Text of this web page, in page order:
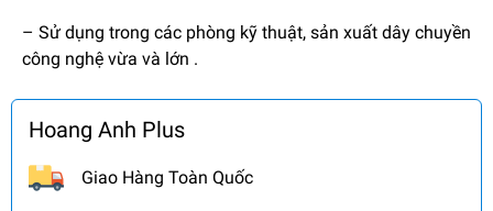
– Sử dụng trong các phòng kỹ thuật, sản xuất dây chuyền
công nghệ vừa và lớn .
Hoang Anh Plus
Giao Hàng Toàn Quốc